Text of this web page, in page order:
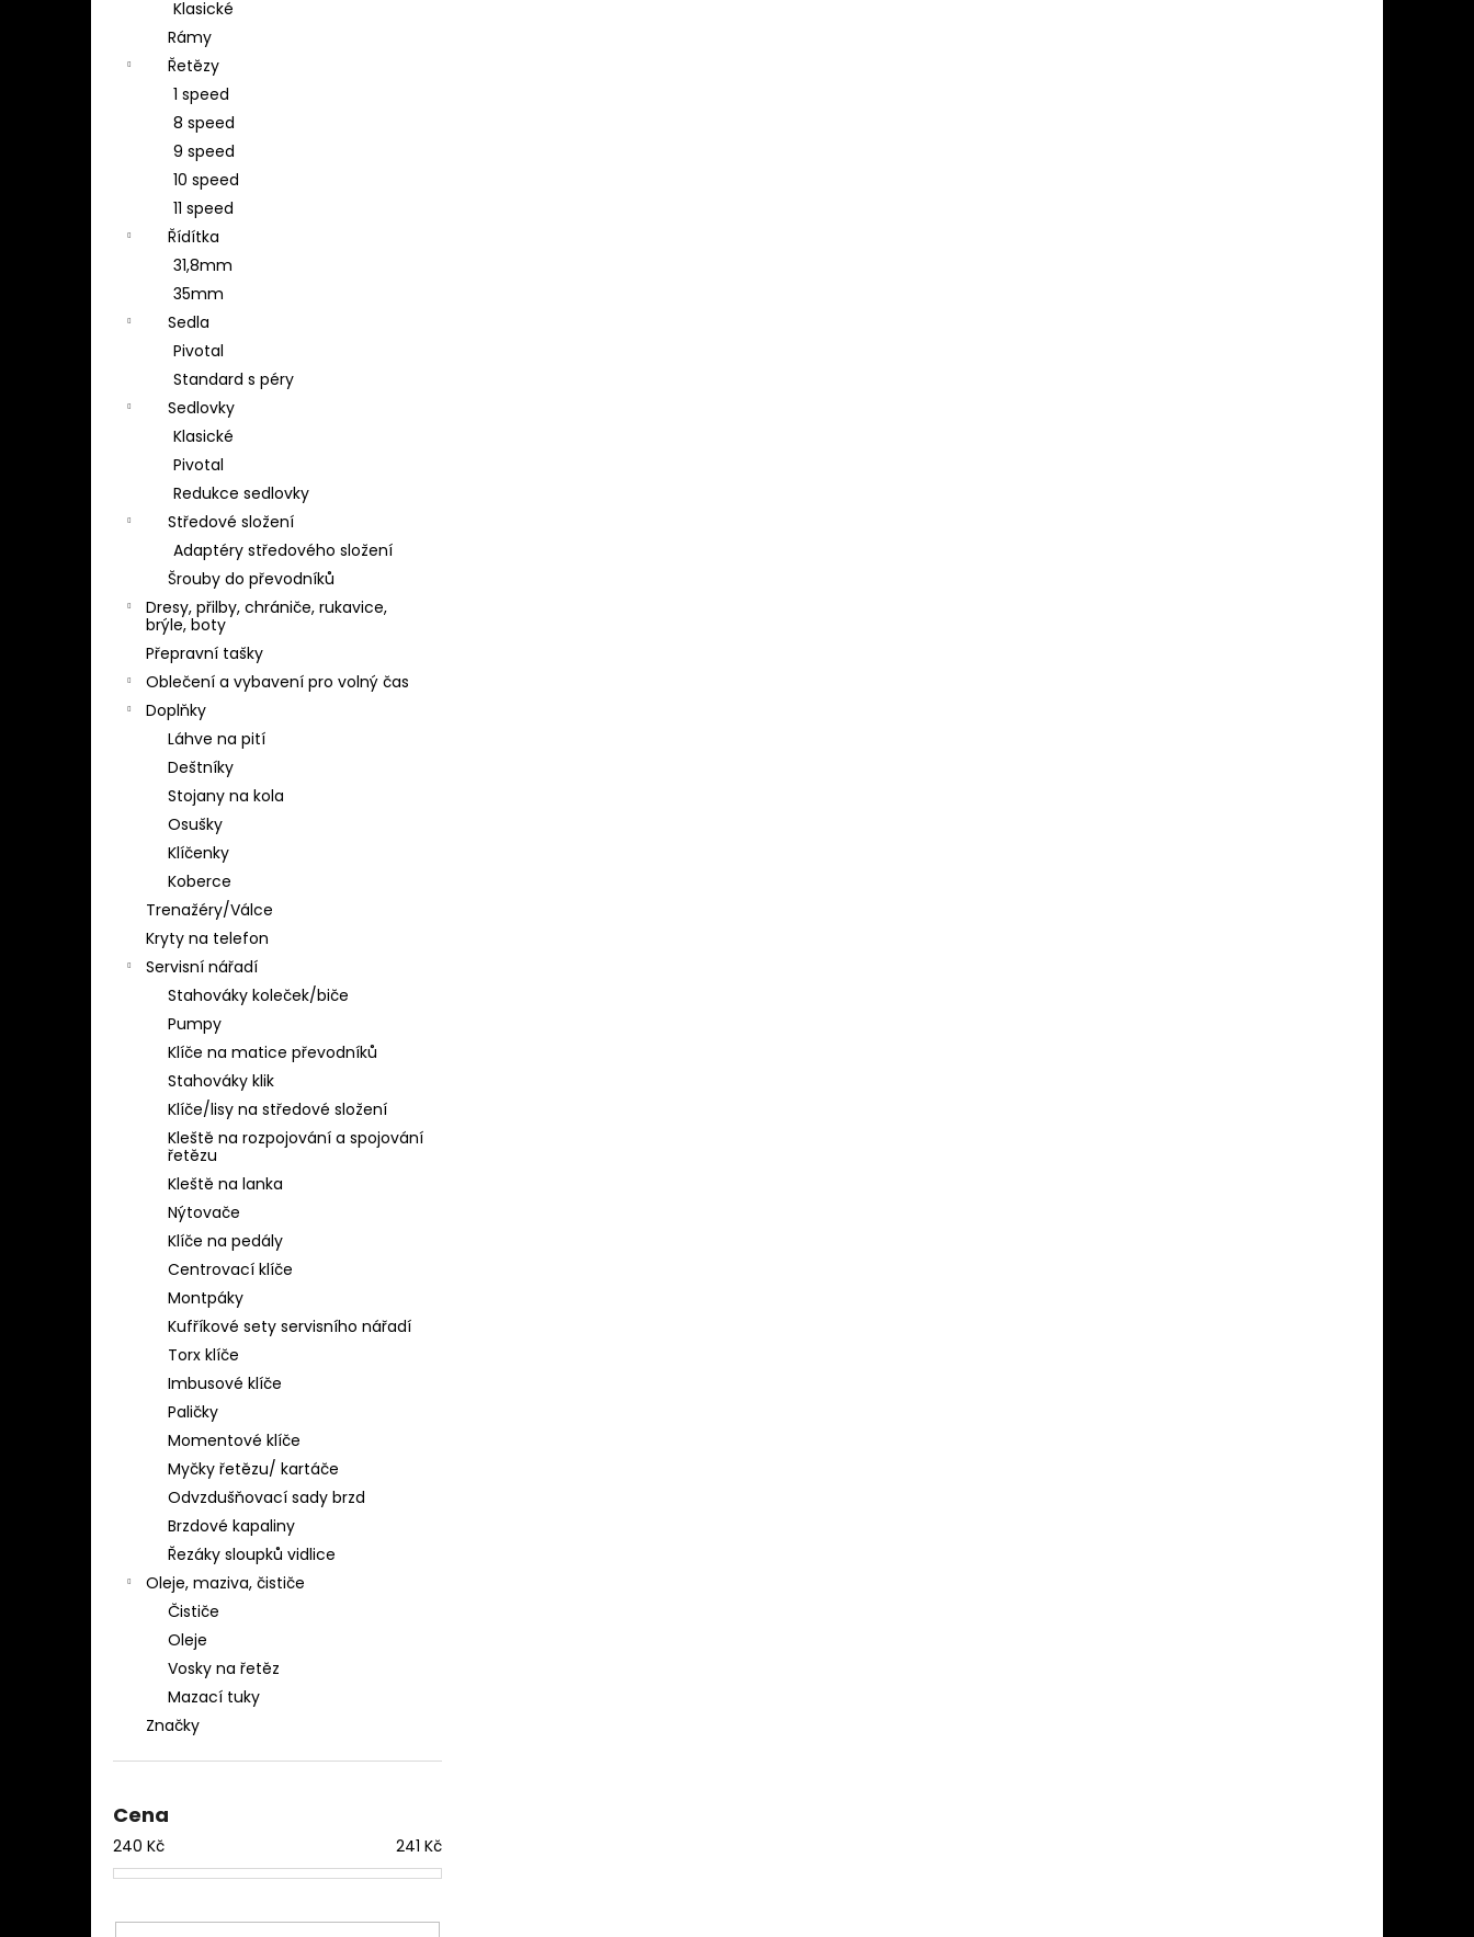
Klasické
Rámy
Řetězy
1 speed
8 speed
9 speed
10 speed
11 speed
Řídítka
31,8mm
35mm
Sedla
Pivotal
Standard s péry
Sedlovky
Klasické
Pivotal
Redukce sedlovky
Středové složení
Adaptéry středového složení
Šrouby do převodníků
Dresy, přilby, chrániče, rukavice,
brýle, boty
Přepravní tašky
Oblečení a vybavení pro volný čas
Doplňky
Láhve na pití
Deštníky
Stojany na kola
Osušky
Klíčenky
Koberce
Trenažéry/Válce
Kryty na telefon
Servisní nářadí
Stahováky koleček/biče
Pumpy
Klíče na matice převodníků
Stahováky klik
Klíče/lisy na středové složení
Kleště na rozpojování a spojování
řetězu
Kleště na lanka
Nýtovače
Klíče na pedály
Centrovací klíče
Montpáky
Kufříkové sety servisního nářadí
Torx klíče
Imbusové klíče
Paličky
Momentové klíče
Myčky řetězu/ kartáče
Odvzdušňovací sady brzd
Brzdové kapaliny
Řezáky sloupků vidlice
Oleje, maziva, čističe
Čističe
Oleje
Vosky na řetěz
Mazací tuky
Značky
Cena
240 Kč 241 Kč